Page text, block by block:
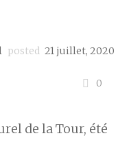
posted 21 juillet, 2020
0